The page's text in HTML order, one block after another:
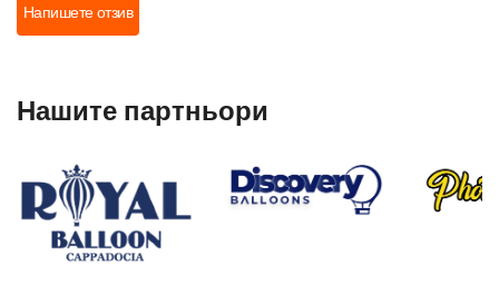
Напишете отзив
Нашите партньори